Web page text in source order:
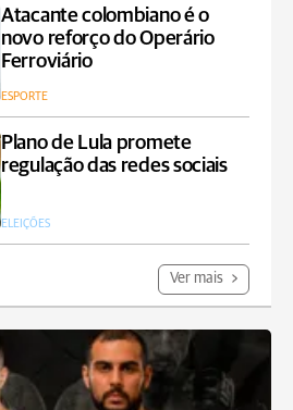
Atacante colombiano é o
novo reforço do Operário
Ferroviário
ESPORTE
Plano de Lula promete
regulação das redes sociais
ELEIÇÕES
Ver mais